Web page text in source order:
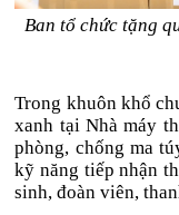
Ban tổ chức tặng
Trong khuôn khổ
xanh tại Nhà máy
phòng, chống ma
kỹ năng tiếp nhận
sinh, đoàn viên,